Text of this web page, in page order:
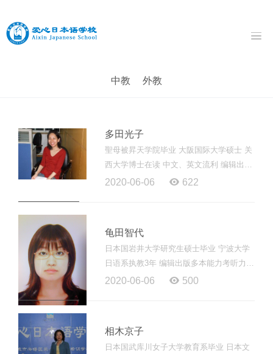
中教 外教
多田光子
聖母被昇天学院毕业 大阪国际大学硕士 关
西大学博士在读 中文、英文流利 编辑出版
多本能力考听力教材 执教风格：轻松、活
2020-06-06 622
龟田智代
日本国岩井大学研究生硕士毕业 宁波大学
日语系执教3年 编辑出版多本能力考听力教
材 执教风格：严谨，课堂气氛轻松、活泼
2020-06-06 500
相木京子
日本国武库川女子大学教育系毕业 日本文